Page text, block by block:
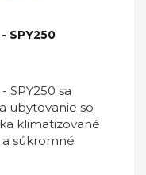
SPY250
SPY250 sa
ubytovanie so
klimatizované
súkromné